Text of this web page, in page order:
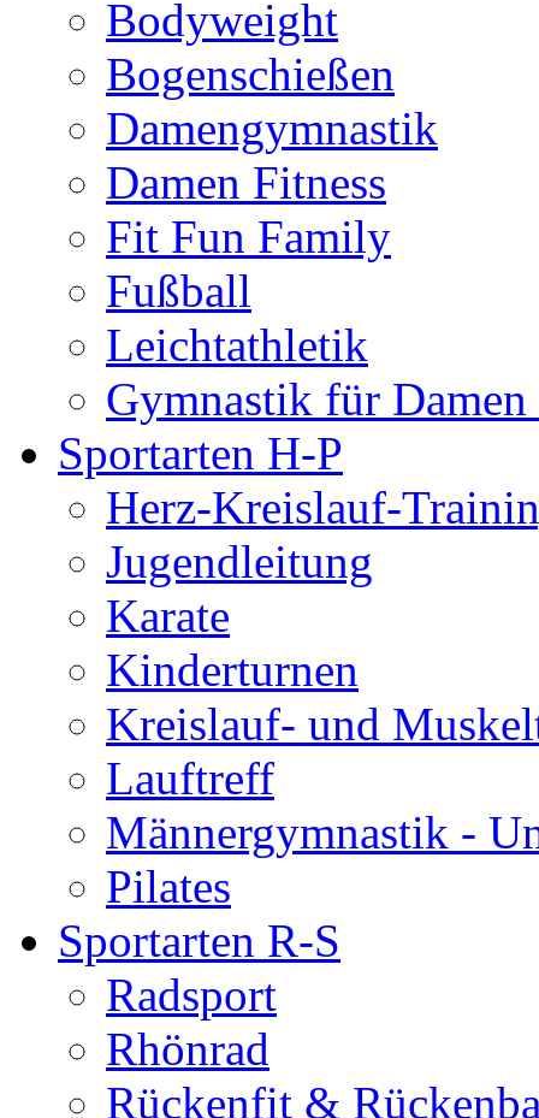
Bodyweight
Bogenschießen
Damengymnastik
Damen Fitness
Fit Fun Family
Fußball
Leichtathletik
Gymnastik für
Sportarten H-P
Herz-Kreislauf-
Jugendleitung
Karate
Kinderturnen
Kreislauf- und
Lauftreff
Männergymnastik -
Pilates
Sportarten R-S
Radsport
Rhönrad
Rückenfit &